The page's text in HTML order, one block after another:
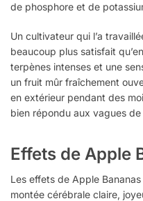
de phosphore et de
Un cultivateur qui l’a
beaucoup plus satisfait
terpènes intenses et une
un fruit mûr fraîchement
en extérieur pendant des
bien répondu aux vagues
Effets de Apple
Les effets de Apple
montée cérébrale claire,